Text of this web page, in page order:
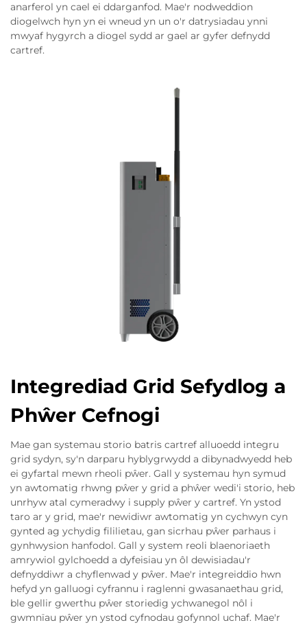
anarferol yn cael ei ddarganfod. Mae'r nodweddion
diogelwch hyn yn ei wneud yn un o'r datrysiadau ynni
mwyaf hygyrch a diogel sydd ar gael ar gyfer defnydd
cartref.
Integrediad Grid Sefydlog a
Phŵer Cefnogi
Mae gan systemau storio batris cartref alluoedd integru
grid sydyn, sy'n darparu hyblygrwydd a dibynadwyedd heb
ei gyfartal mewn rheoli pŵer. Gall y systemau hyn symud
yn awtomatig rhwng pŵer y grid a phŵer wedi'i storio, heb
unrhyw atal cymeradwy i supply pŵer y cartref. Yn ystod
taro ar y grid, mae'r newidiwr awtomatig yn cychwyn cyn
gynted ag ychydig fililietau, gan sicrhau pŵer parhaus i
gynhwysion hanfodol. Gall y system reoli blaenoriaeth
amrywiol gylchoedd a dyfeisiau yn ôl dewisiadau'r
defnyddiwr a chyflenwad y pŵer. Mae'r integreiddio hwn
hefyd yn galluogi cyfrannu i raglenni gwasanaethau grid,
ble gellir gwerthu pŵer storiedig ychwanegol nôl i
gwmnïau pŵer yn ystod cyfnodau gofynnol uchaf. Mae'r